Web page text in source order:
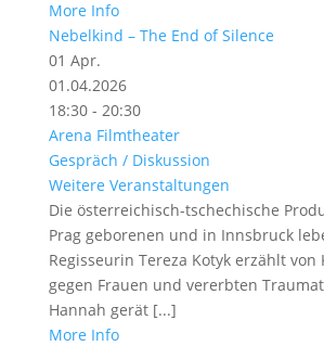
More Info
Nebelkind – The End of Silence
01 Apr.
01.04.2026
18:30 - 20:30
Arena Filmtheater
Gespräch / Diskussion
Weitere Veranstaltungen
Die österreichisch-tschechische
Prag geborenen und in Innsbruck
Regisseurin Tereza Kotyk erzählt von
gegen Frauen und vererbten
Hannah gerät [...]
More Info